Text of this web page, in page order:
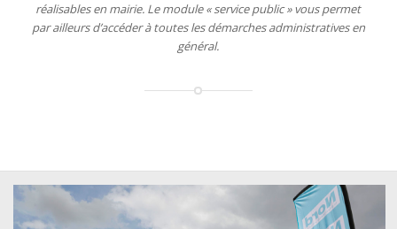
réalisables en mairie. Le module « service public » vous permet
par ailleurs d’accéder à toutes les démarches administratives en
général.